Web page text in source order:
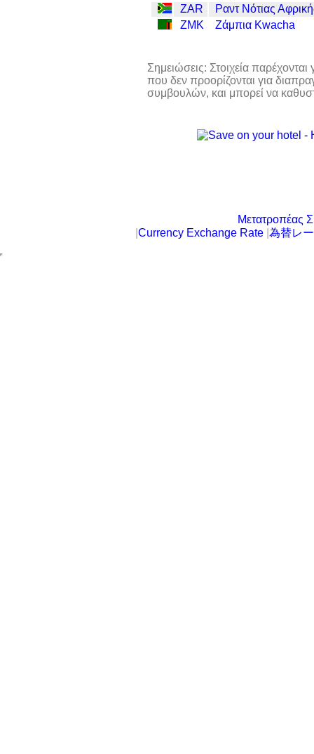
ZAR
Ραντ Νότιας
ZMK
Ζάμπια Kwacha
Σημειώσεις: Στοιχεία
που δεν προορίζονται για
συμβουλών, και μπορεί να
Μετατροπέας
Currency Exchange Rate 為替レ